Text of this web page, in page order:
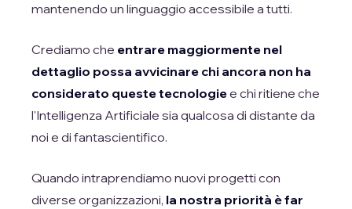
mantenendo un linguaggio accessibile a tutti.
Crediamo che entrare maggiormente nel
dettaglio possa avvicinare chi ancora non ha
considerato queste tecnologiee chi ritiene che
l'Intelligenza Artificiale sia qualcosa di distante da
noi e di fantascientifico.
Quando intraprendiamo nuovi progetti con
diverse organizzazioni, la nostra priorità è far